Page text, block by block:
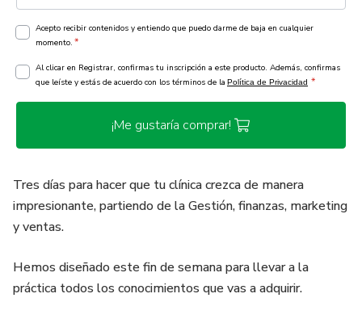
Acepto recibir contenidos y entiendo que puedo darme de baja en cualquier
momento. *
Al clicar en Registrar, confirmas tu inscripción a este producto. Además, confirmas
que leíste y estás de acuerdo con los términos de la Política de Privacidad *
¡Me gustaría comprar!
Tres días para hacer que tu clínica crezca de manera
impresionante, partiendo de la Gestión, finanzas, marketing
y ventas.
Hemos diseñado este fin de semana para llevar a la
práctica todos los conocimientos que vas a adquirir.